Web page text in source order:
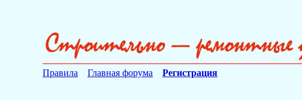
Правила Главная форума Регистрация